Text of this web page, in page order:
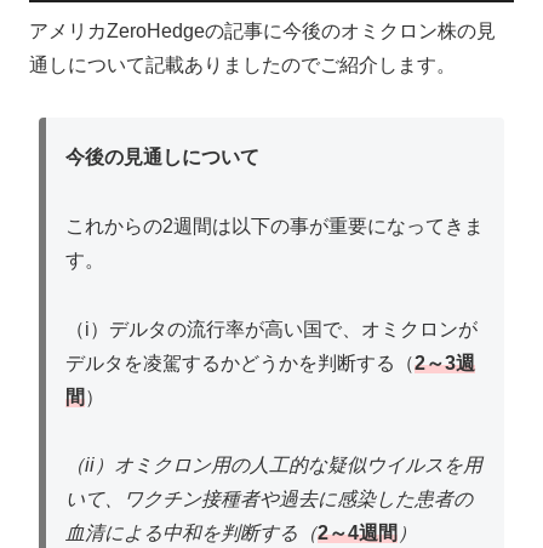
アメリカZeroHedgeの記事に今後のオミクロン株の見
通しについて記載ありましたのでご紹介します。
今後の見通しについて
これからの2週間は以下の事が重要になってきま
す。
（i）デルタの流行率が高い国で、オミクロンが
デルタを凌駕するかどうかを判断する（2～3週
間）
（ii）オミクロン用の人工的な疑似ウイルスを用
いて、ワクチン接種者や過去に感染した患者の
血清による中和を判断する（2～4週間 ）